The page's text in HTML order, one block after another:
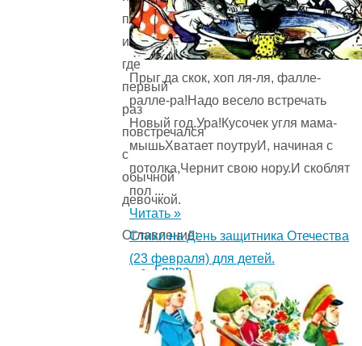
птицами
и
где
первый
раз
повстречался
с
обычной
девочкой.
Оглавление:
Глава
1.
Большая
прогулка
Прыг да скок, хоп ля-ля, фалле-
ралле-ра!Надо весело встречать
Новый год.Ура!Кусочек угля мама-
мышьХватает поутруИ, начиная с
потолка,Чернит свою нору.И скоблят
пол ...
Читать »
Стихи на День защитника Отечества
(23 февраля) для детей.